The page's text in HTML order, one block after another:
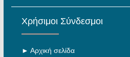
Χρήσιμοι Σύνδεσμοι
► Αρχική σελίδα